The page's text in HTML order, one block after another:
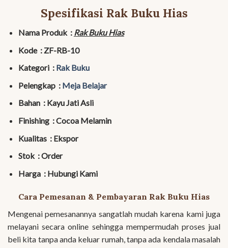
Spesifikasi Rak Buku Hias
Nama Produk : Rak Buku Hias
Kode : ZF-RB-10
Kategori : Rak Buku
Pelengkap : Meja Belajar
Bahan : Kayu Jati Asli
Finishing : Cocoa Melamin
Kualitas : Ekspor
Stok : Order
Harga : Hubungi Kami
Cara Pemesanan & Pembayaran Rak Buku Hias
Mengenai pemesanannya sangatlah mudah karena kami juga
melayani secara online sehingga mempermudah proses jual
beli kita tanpa anda keluar rumah, tanpa ada kendala masalah